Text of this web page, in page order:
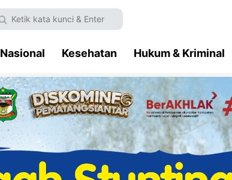
Nasional Kesehatan Hukum & Kriminal